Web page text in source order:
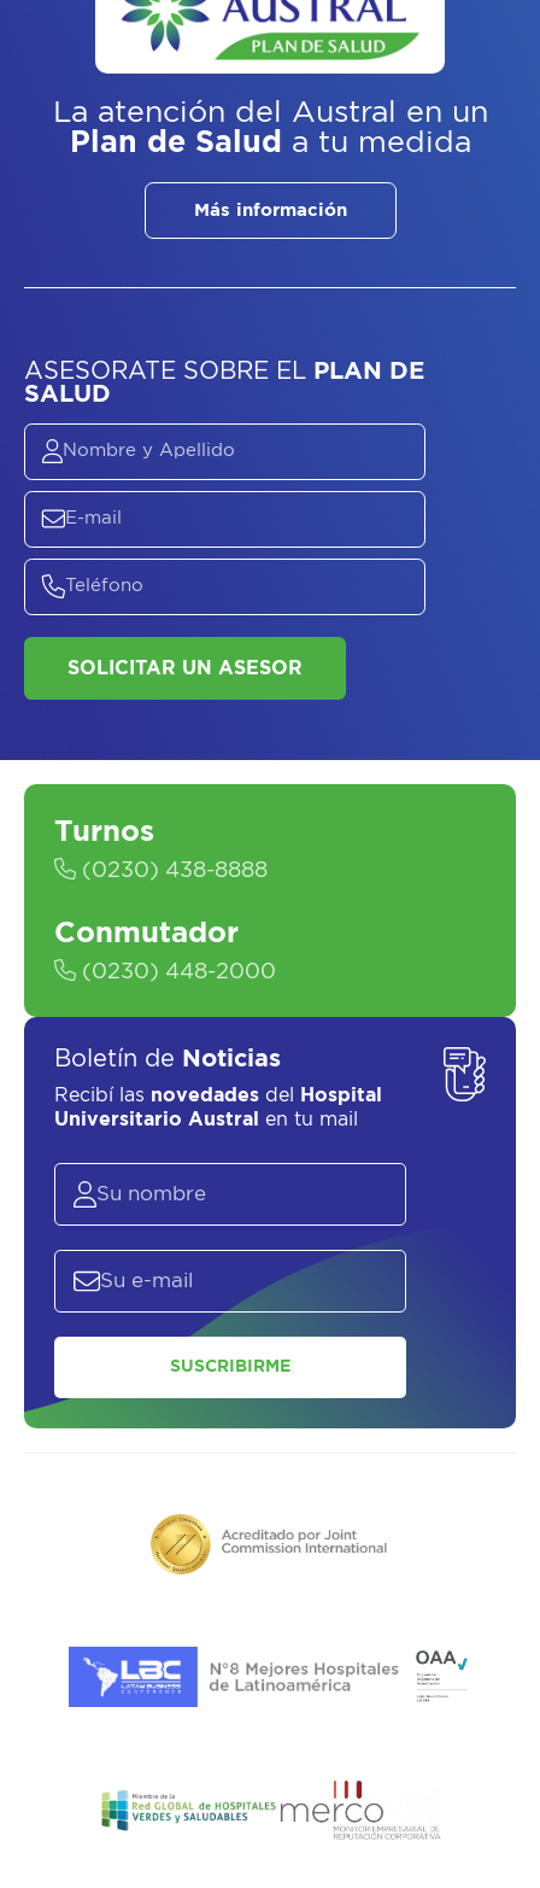
La atención del Austral
en un
Plan de Salud a tu medida
Más información
ASESORATE SOBREELPLAN DE
Turnos
(0230) 438-8888
Conmutador
(0230) 448-2000
Boletín de Noticias
Recibí las novedades del
Hospital
Universitario Austral
en tu mail
SUSCRIBIRME